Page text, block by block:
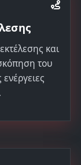
και
του